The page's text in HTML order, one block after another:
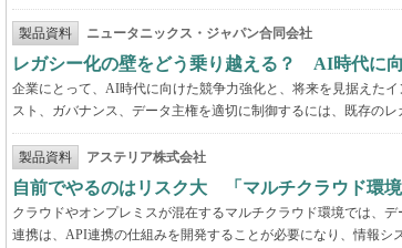
製品資料 ニュータニックス・ジャパン合同会社
レガシー化の壁をどう乗り越える？ AI時代に
企業にとって、AI時代に向けた競争力強化と、将来を見据えた
スト、ガバナンス、データ主権を適切に制御するには、既存の
製品資料 アステリア株式会社
自前でやるのはリスク大 「マルチクラウド環
クラウドやオンプレミスが混在するマルチクラウド環境では、
連携は、API連携の仕組みを開発することが必要になり、情報シ